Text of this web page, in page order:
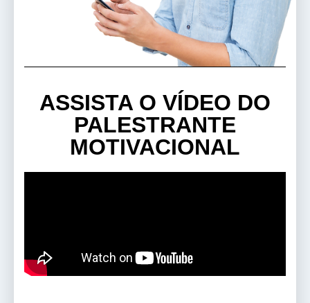
ASSISTA O VÍDEO DO
PALESTRANTE
MOTIVACIONAL